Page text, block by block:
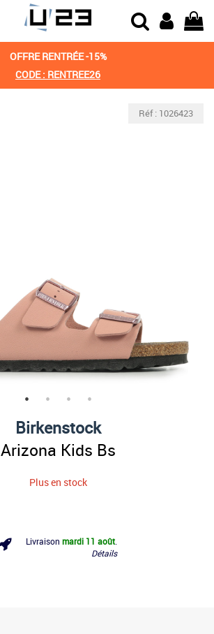
OFFRE RENTRÉE -15%
CODE : RENTREE26
Réf : 1026423
Birkenstock
Arizona Kids Bs
Plus en stock
Livraison mardi 11 août
Détails